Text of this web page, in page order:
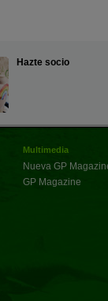
Hazte socio
Multimedia
Nueva GP
GP Magazine